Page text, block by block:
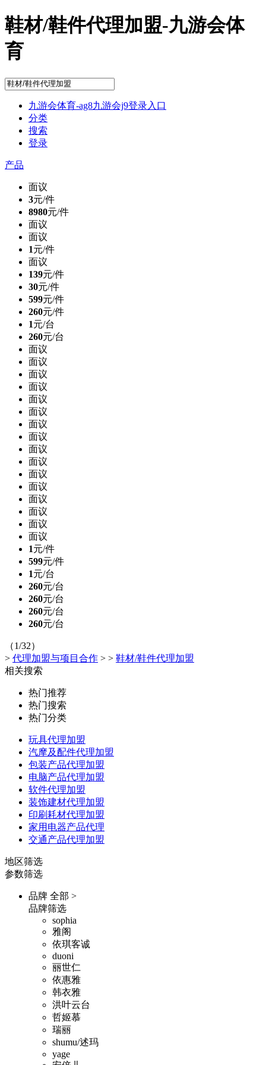
鞋材/鞋件代理加盟-九游会体
育
九游会体育-ag8九游会j9登录入口
分类
搜索
登录
产品
面议
3元/件
8980元/件
面议
面议
1元/件
面议
139元/件
30元/件
599元/件
260元/件
1元/台
260元/台
面议
面议
面议
面议
面议
面议
面议
面议
面议
面议
面议
面议
面议
面议
面议
面议
1元/件
599元/件
1元/台
260元/台
260元/台
260元/台
260元/台
（1/32）
> 代理加盟与项目合作 > > 鞋材/鞋件代理加盟
相关搜索
热门推荐
热门搜索
热门分类
玩具代理加盟
汽摩及配件代理加盟
包装产品代理加盟
电脑产品代理加盟
软件代理加盟
装饰建材代理加盟
印刷耗材代理加盟
家用电器产品代理
交通产品代理加盟
地区筛选
参数筛选
品牌 全部 >
品牌筛选
sophia
雅阁
依琪客诚
duoni
丽世仁
依惠雅
韩衣雅
洪叶云台
哲姬慕
瑞丽
shumu/述玛
yage